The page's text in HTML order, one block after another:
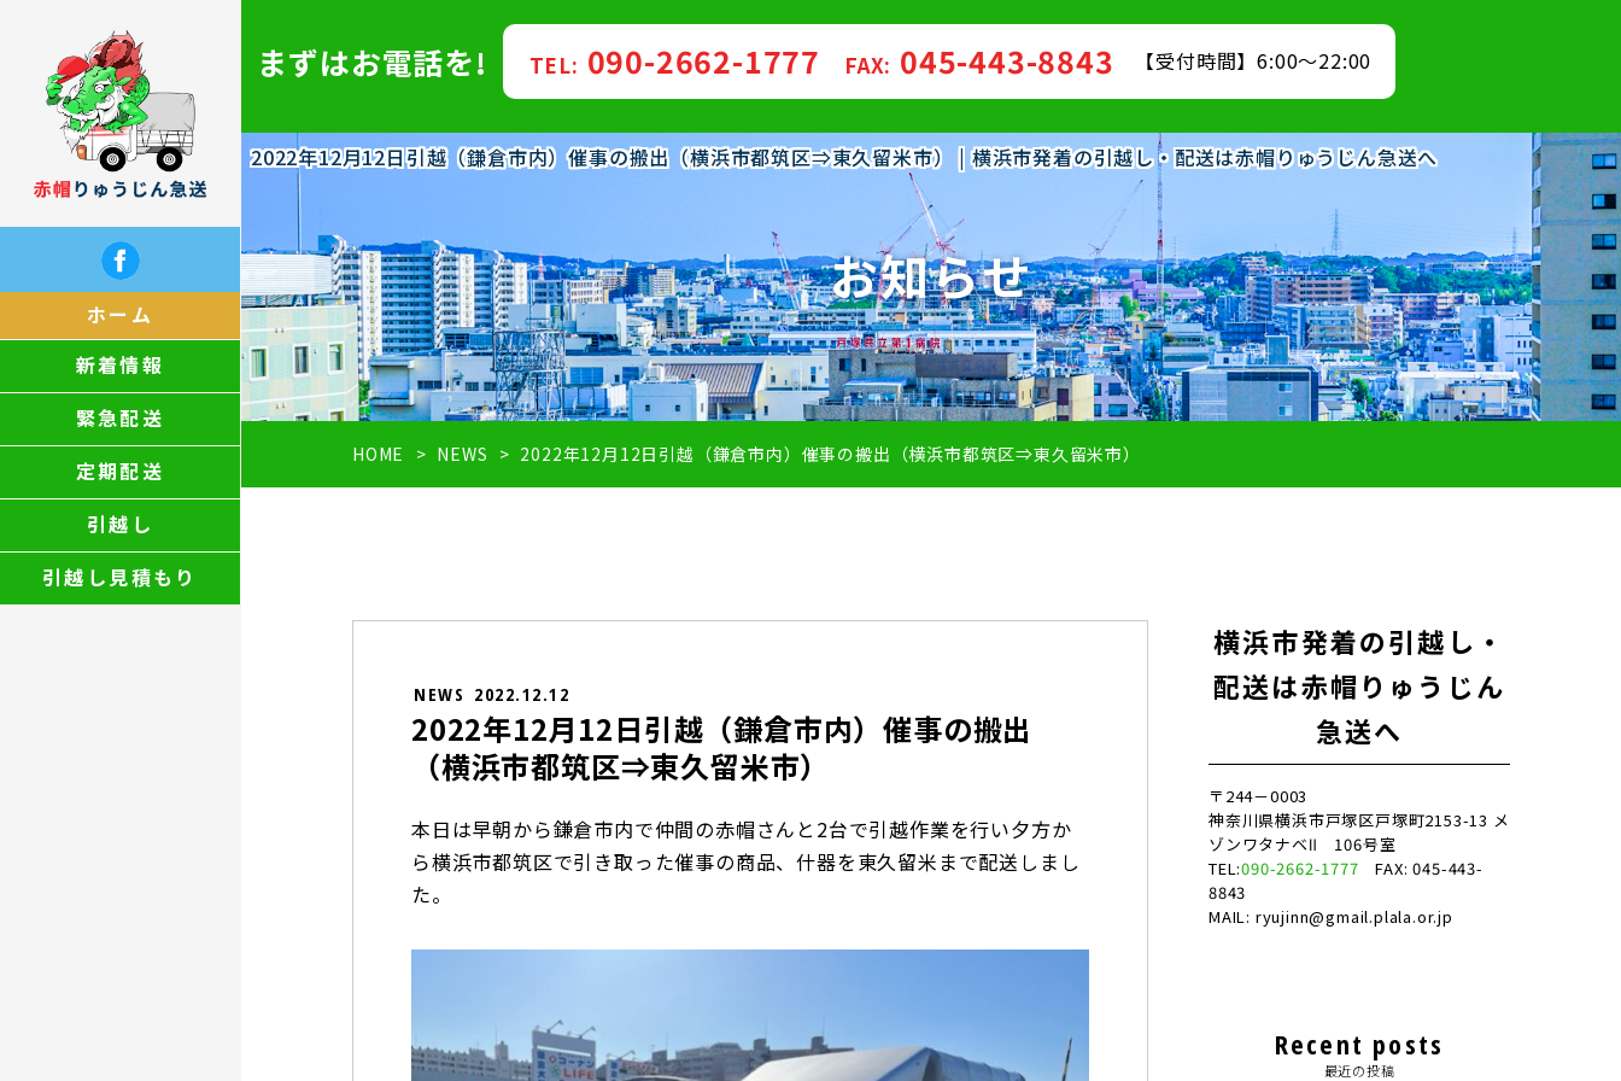
ホーム
新着情報
緊急配送
定期配送
引越し
引越し見積もり
2022年12月12日引越（鎌倉市内）催事の搬出（横浜市都筑区⇒東久留米市） | 横浜市発着の引越し・配送は赤帽りゅうじん急送へ
まずはお電話を! TEL: 090-2662-1777 FAX: 045-443-8843 【受付時間】6:00～22:00
お知らせ
HOME NEWS 2022年12月12日引越（鎌倉市内）催事の搬出（横浜市都筑区⇒東久留米市）
NEWS 2022.12.12
2022年12月12日引越（鎌倉市内）催事の搬出
（横浜市都筑区⇒東久留米市）
本日は早朝から鎌倉市内で仲間の赤帽さんと2台で引越作業を行い夕方か
ら横浜市都筑区で引き取った催事の商品、什器を東久留米まで配送しまし
た。
横浜市発着の引越し・
配送は赤帽りゅうじん
急送へ
〒244－0003
神奈川県横浜市戸塚区戸塚町2153-13 メ
ゾンワタナベⅡ 106号室
TEL:090-2662-1777 FAX: 045-443-
8843
MAIL: ryujinn@gmail.plala.or.jp
Recent posts
最近の投稿